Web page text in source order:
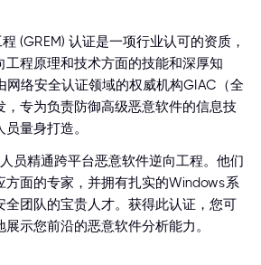
(GREM) 认证是一项行业认可的资质，
工程原理和技术方面的技能和深厚知
网络安全认证领域的权威机构GIAC（全
，专为负责防御高级恶意软件的信息技
量身打造。
员精通跨平台恶意软件逆向工程。他们
方面的专家，并拥有扎实的Windows系
全团队的宝贵人才。获得此认证，您可
示您前沿的恶意软件分析能力。